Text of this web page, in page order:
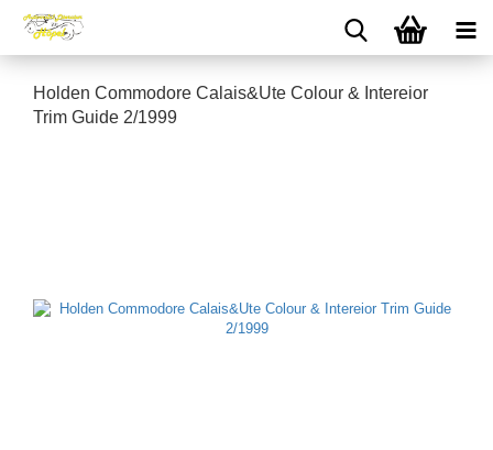
Holden Commodore Calais&Ute Colour & Intereior
Trim Guide 2/1999